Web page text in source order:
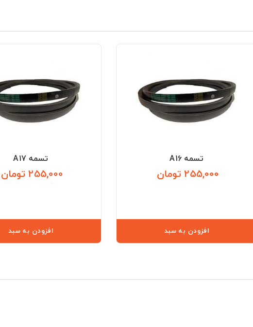
تسمه A16
255,000 تومان
افزودن به سبد
تسمه A17
255,000 تومان
افزودن به سبد